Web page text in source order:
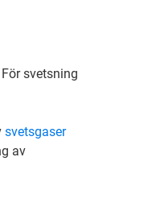
svetsning
svetsgaser
av